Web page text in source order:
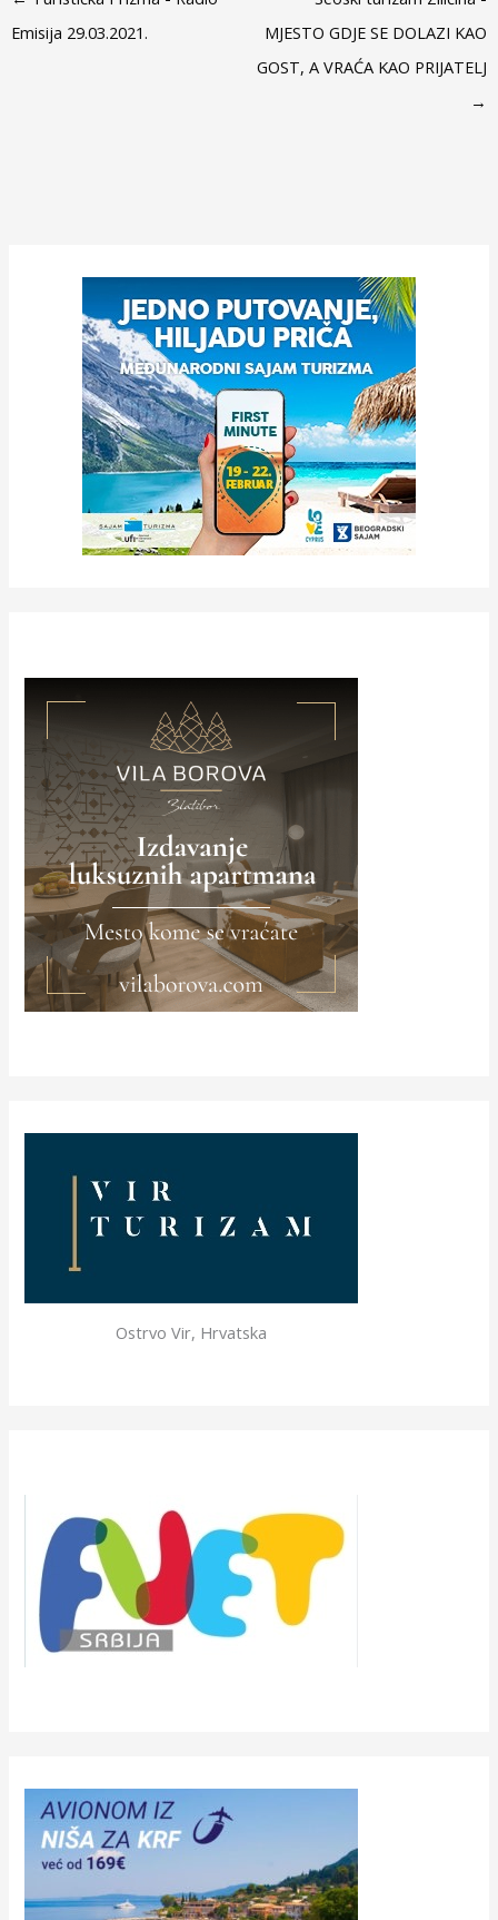
Emisija 29.03.2021.
MJESTO GDJE SE DOLAZI KAO
GOST, A VRAĆA KAO PRIJATELJ
→
Ostrvo Vir, Hrvatska